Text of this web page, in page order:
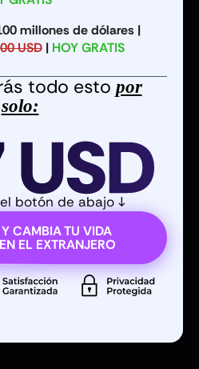
millones de dólares |
USD| HOY GRATIS
todo esto por
solo:
botón de abajo ↓
CAMBIA TU VIDA
EL EXTRANJERO